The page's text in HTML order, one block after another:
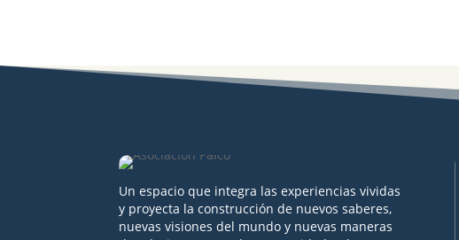
Un espacio que integra las experiencias vividas
y proyecta la construcción de nuevos saberes,
nuevas visiones del mundo y nuevas maneras